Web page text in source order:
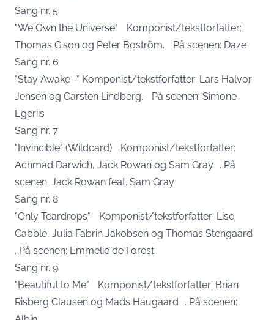
Sang nr. 5
"We Own the Universe" Komponist/tekstforfatter:
Thomas G:son og Peter Boström. På scenen: Daze
Sang nr. 6
"Stay Awake " Komponist/tekstforfatter: Lars Halvor
Jensen og Carsten Lindberg. På scenen: Simone
Egeriis
Sang nr. 7
"Invincible" (Wildcard) Komponist/tekstforfatter:
Achmad Darwich, Jack Rowan og Sam Gray . På
scenen: Jack Rowan feat. Sam Gray
Sang nr. 8
"Only Teardrops" Komponist/tekstforfatter: Lise
Cabble, Julia Fabrin Jakobsen og Thomas Stengaard
. På scenen: Emmelie de Forest
Sang nr. 9
"Beautiful to Me" Komponist/tekstforfatter: Brian
Risberg Clausen og Mads Haugaard . På scenen: